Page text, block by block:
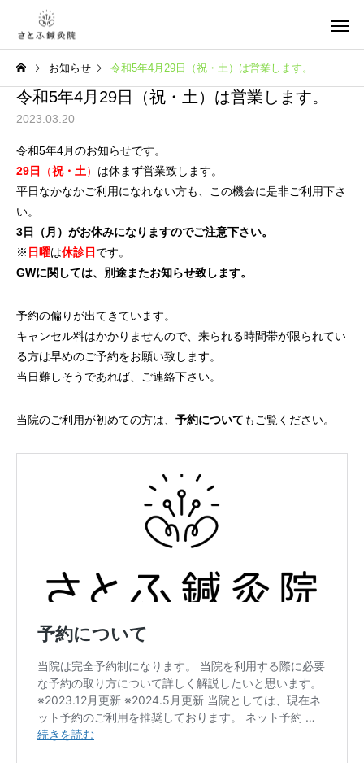
お知らせ 令和5年4月29日（祝・土）は営業します。
令和5年4月29日（祝・土）は営業します。
2023.03.20
令和5年4月のお知らせです。
29日
（祝・土） は休まず営業致します。
平日なかなかご利用になれない方も、この機会に是非ご利用下さ
い。
3日（月）がお休みになりますのでご注意下さい。
※ 日曜は休診日 です。
GWに関しては、別途またお知らせ致します。
予約の偏りが出てきています。
キャンセル料はかかりませんので、来られる時間帯が限られてい
る方は早めのご予約をお願い致します。
当日難しそうであれば、ご連絡下さい。
当院のご利用が初めての方は、 予約についてもご覧ください。